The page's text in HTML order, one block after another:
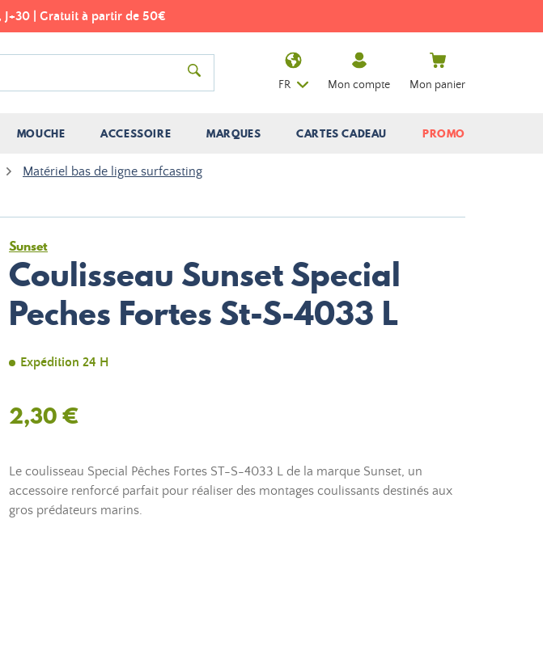
J+30 | Gratuit à partir de 50€
MOUCHE ACCESSOIRE MARQUES CARTES CADEAU PROMO
FR Mon compte Mon panier
Matériel bas de ligne surfcasting
Sunset
Coulisseau Sunset Special
Peches Fortes St-S-4033 L
Expédition 24 H
2,30 €
Le coulisseau Special Pêches Fortes ST-S-4033 L de la marque Sunset, un
accessoire renforcé parfait pour réaliser des montages coulissants destinés aux
gros prédateurs marins.